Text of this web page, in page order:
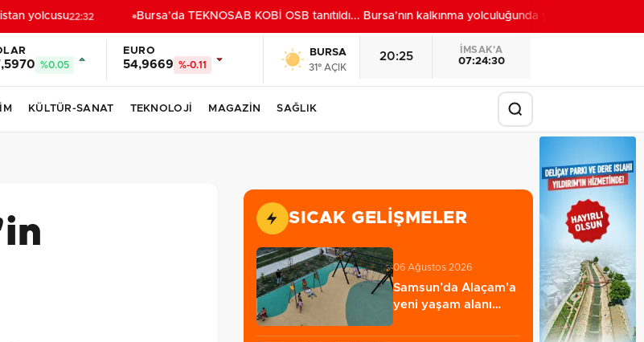
yolcusu22:32 Bursa’da TEKNOSAB KOBİ OSB tanıtıldı... Bursa’nın kalkınma yolculuğunda yeni dönem
%0.05
EURO
54,9669 %-0.11
BURSA
31° AÇIK
20:25
İMSAK'A
07:24:28
KÜLTÜR-SANAT TEKNOLOJİ MAGAZİN SAĞLIK
SICAK GELIŞMELER
06 Ağustos 2026
Samsun’da Alaçam'a
yeni yaşam alanı